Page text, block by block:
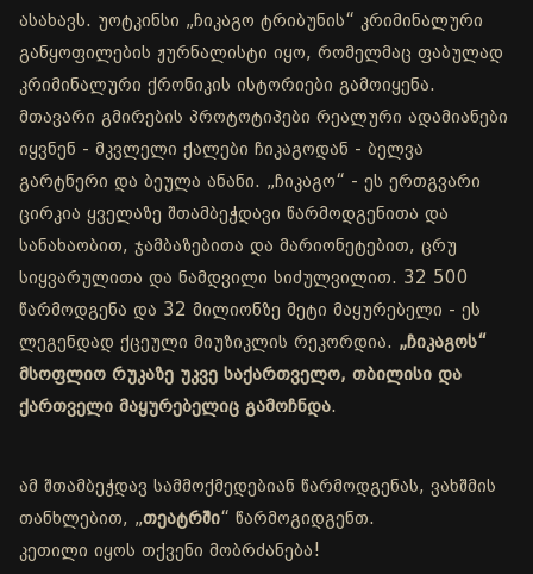
ასახავს. უოტკინსი „ჩიკაგო ტრიბუნის“ კრიმინალური
განყოფილების ჟურნალისტი იყო, რომელმაც ფაბულად
კრიმინალური ქრონიკის ისტორიები გამოიყენა.
მთავარი გმირების პროტოტიპები რეალური ადამიანები
იყვნენ - მკვლელი ქალები ჩიკაგოდან - ბელვა
გარტნერი და ბეულა ანანი. „ჩიკაგო“ - ეს ერთგვარი
ცირკია ყველაზე შთამბეჭდავი წარმოდგენითა და
სანახაობით, ჯამბაზებითა და მარიონეტებით, ცრუ
სიყვარულითა და ნამდვილი სიძულვილით. 32 500
წარმოდგენა და 32 მილიონზე მეტი მაყურებელი - ეს
ლეგენდად ქცეული მიუზიკლის რეკორდია. „ჩიკაგოს“
მსოფლიო რუკაზე უკვე საქართველო, თბილისი და
ქართველი მაყურებელიც გამოჩნდა.
ამ შთამბეჭდავ სამმოქმედებიან წარმოდგენას, ვახშმის
თანხლებით, „თეატრში“ წარმოგიდგენთ.
კეთილი იყოს თქვენი მობრძანება!